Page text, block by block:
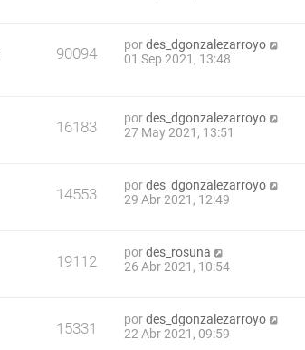
90094 pordes_dgonzalezarroyo
01 Sep 2021, 13:48
16183 pordes_dgonzalezarroyo
27 May 2021, 13:51
14553 pordes_dgonzalezarroyo
29 Abr 2021, 12:49
19112 pordes_rosuna
26 Abr 2021, 10:54
15331 pordes_dgonzalezarroyo
22 Abr 2021, 09:59